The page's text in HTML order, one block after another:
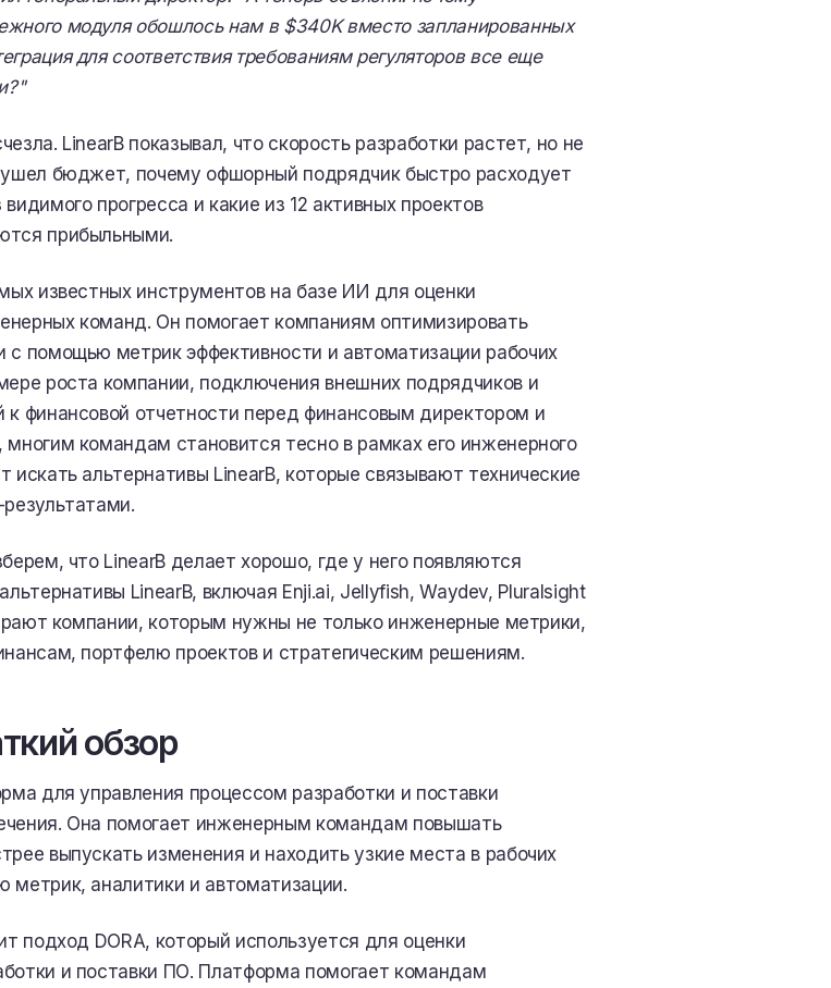
модуля обошлось нам в $340K вместо запланированных
для соответствия требованиям регуляторов все еще
LinearB показывал, что скорость разработки растет, но не
ушел бюджет, почему офшорный подрядчик быстро расходует
прогресса и какие из 12 активных проектов
прибыльными.
известных инструментов на базе ИИ для оценки
команд. Он помогает компаниям оптимизировать
с помощью метрик эффективности и автоматизации рабочих
роста компании, подключения внешних подрядчиков и
к финансовой отчетности перед финансовым директором и
многим командам становится тесно в рамках его инженерного
искать альтернативы LinearB, которые связывают технические
что LinearB делает хорошо, где у него появляются
LinearB, включая Enji.ai, Jellyfish, Waydev, Pluralsight
компании, которым нужны не только инженерные метрики,
портфелю проектов и стратегическим решениям.
обзор
для управления процессом разработки и поставки
Она помогает инженерным командам повышать
выпускать изменения и находить узкие места в рабочих
метрик, аналитики и автоматизации.
подход DORA, который используется для оценки
и поставки ПО. Платформа помогает командам